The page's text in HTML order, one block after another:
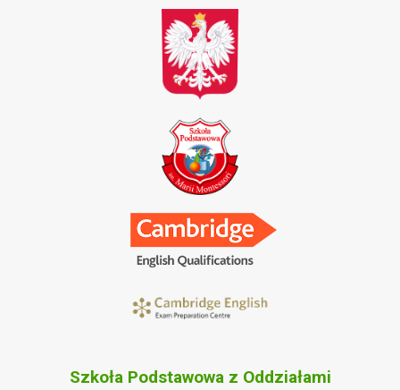
Szkoła Podstawowa z Oddziałami